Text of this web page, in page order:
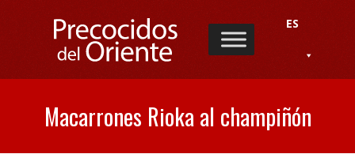
ES
Macarrones Rioka al champiñón